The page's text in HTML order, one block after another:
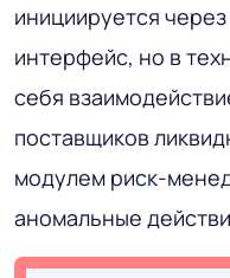
инициируется
интерфейс, но в
себя
поставщиков
модулем риск-
аномальные